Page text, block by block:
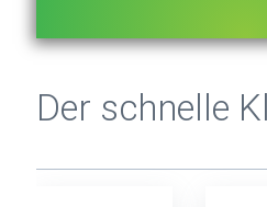
Der schnelle